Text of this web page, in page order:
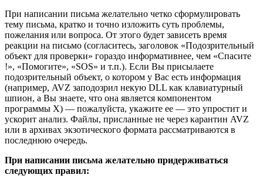
При написании письма желательно четко сформулировать
тему письма, кратко и точно изложить суть проблемы,
пожелания или вопроса. От этого будет зависеть время
реакции на письмо (согласитесь, заголовок «Подозрительный
объект для проверки» гораздо информативнее, чем «Спасите
!», «Помогите», «SOS» и т.п.). Если Вы присылаете
подозрительный объект, о котором у Вас есть информация
(например, AVZ заподозрил некую DLL как клавиатурный
шпион, а Вы знаете, что она является компонентом
программы X) — пожалуйста, укажите ее — это упростит и
ускорит анализ. Файлы, присланные не через карантин AVZ
или в архивах экзотического формата рассматриваются в
последнюю очередь.
При написании письма желательно придерживаться
следующих правил: